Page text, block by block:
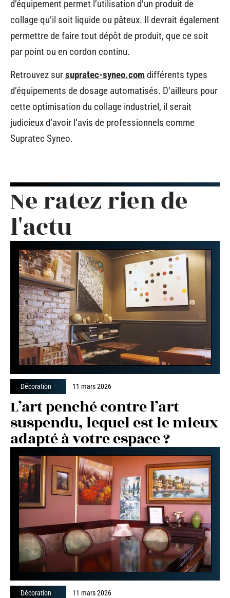
d’équipement permet l’utilisation d’un produit de
collage qu’il soit liquide ou pâteux. Il devrait également
permettre de faire tout dépôt de produit, que ce soit
par point ou en cordon continu.
Retrouvez sursupratec-syneo.comdifférents types
d’équipements de dosage automatisés. D’ailleurs pour
cette optimisation du collage industriel, il serait
judicieux d’avoir l’avis de professionnels comme
Supratec Syneo.
Ne ratez rien de
l'actu
Décoration 11 mars 2026
L’art penché contre l’art
suspendu, lequel est le mieux
adapté à votre espace ?
Décoration 11 mars 2026